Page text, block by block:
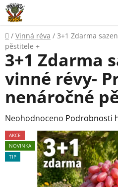
Přejít
na
obsah
Domů
/ Vinná réva / 3+1 Zdarma
pěstitele +
3+1 Zdarma
vinné révy-
nenáročné
Průměrné
hodnocení
produktu
je
Neohodnoceno Podrobnosti
AKCE
NOVINKA
TIP